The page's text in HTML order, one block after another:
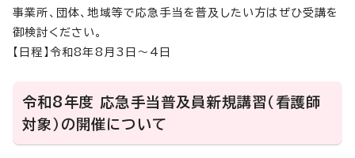
事業所、団体、地域等で応急手当を普及したい方はぜひ受講を
御検討ください。
【日程】令和8年8月3日～4日
令和8年度 応急手当普及員新規講習（看護師
対象）の開催について